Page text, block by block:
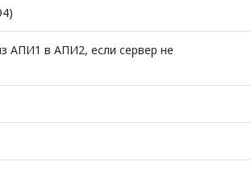
АПИ1 в АПИ2, если сервер не